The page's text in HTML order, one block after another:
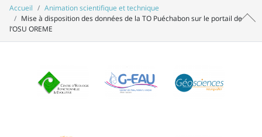
Accueil
Animation scientifique et technique
Mise à disposition des données de la TO Puéchabon sur le portail de
l’OSU OREME